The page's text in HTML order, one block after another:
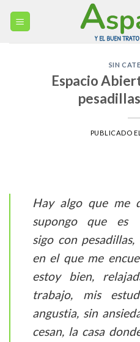
SIN
Espacio
PUBLICADO EL
Hay algo que me
supongo que es
sigo con
en el que me
estoy bien,
trabajo, mis
angustia, sin
cesan, la casa